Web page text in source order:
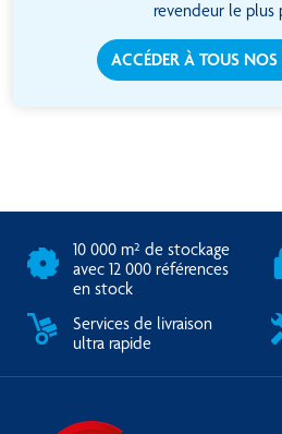
revendeur le plus
ACCÉDER À TOUS NOS
10 000 m² de stockage
avec 12 000 références
en stock
Services de livraison
ultra rapide